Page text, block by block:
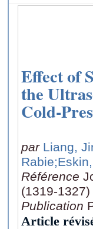
Effect of
the
Cold-
par Liang,
Rabie
Référence
(1319-1327)
Publication
Article